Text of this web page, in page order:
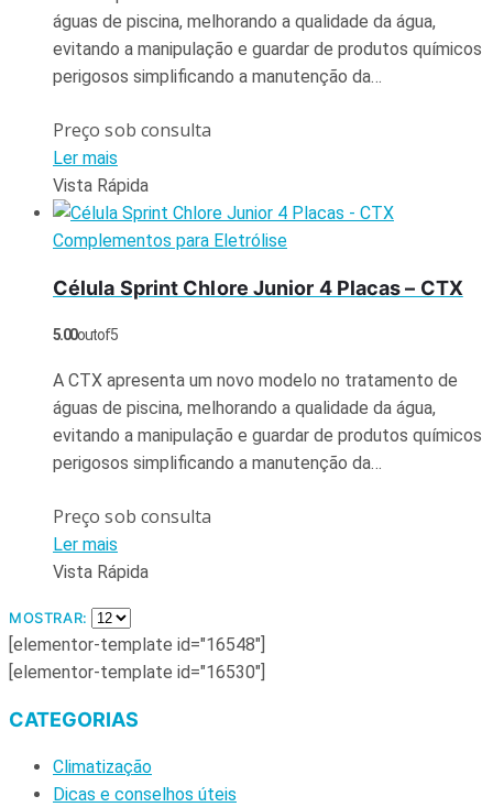
águas de piscina, melhorando a qualidade da água,
evitando a manipulação e guardar de produtos químicos
perigosos simplificando a manutenção da…
Preço sob consulta
Ler mais
Vista Rápida
Complementos para Eletrólise
Célula Sprint Chlore Junior 4 Placas – CTX
5.00out of 5
A CTX apresenta um novo modelo no tratamento de
águas de piscina, melhorando a qualidade da água,
evitando a manipulação e guardar de produtos químicos
perigosos simplificando a manutenção da…
Preço sob consulta
Ler mais
Vista Rápida
MOSTRAR:
[elementor-template id="16548"]
[elementor-template id="16530"]
CATEGORIAS
Climatização
Dicas e conselhos úteis